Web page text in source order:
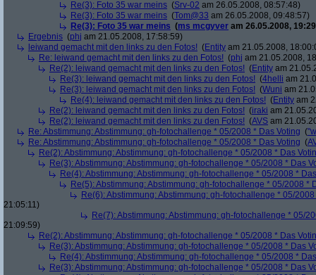
Re(3): Foto 35 war meins (Srv-02 am 26.05.2008, 08:57:48)
Re(3): Foto 35 war meins (Tom@33 am 26.05.2008, 09:48:57)
Re(3): Foto 35 war meins (ms mcgyver am 26.05.2008,
Ergebnis (phj am 21.05.2008, 17:58:59)
leiwand gemacht mit den links zu den Fotos! (Entity am 21.05.2008,
Re: leiwand gemacht mit den links zu den Fotos! (phj am 21.05.2008,
Re(2): leiwand gemacht mit den links zu den Fotos! (Entity am
Re(3): leiwand gemacht mit den links zu den Fotos! (4helli am
Re(3): leiwand gemacht mit den links zu den Fotos! (Wuni am
Re(4): leiwand gemacht mit den links zu den Fotos! (Entity am
Re(2): leiwand gemacht mit den links zu den Fotos! (iraki am
Re(2): leiwand gemacht mit den links zu den Fotos! (AVS am
Re: Abstimmung: Abstimmung: gh-fotochallenge * 05/2008 * Das Voting (
Re: Abstimmung: Abstimmung: gh-fotochallenge * 05/2008 * Das Voting (
Re(2): Abstimmung: Abstimmung: gh-fotochallenge * 05/2008 * Das
Re(3): Abstimmung: Abstimmung: gh-fotochallenge * 05/2008 * Das
Re(4): Abstimmung: Abstimmung: gh-fotochallenge * 05/2008 *
Re(5): Abstimmung: Abstimmung: gh-fotochallenge * 05/2008 *
Re(6): Abstimmung: Abstimmung: gh-fotochallenge * 05/
21:05:11)
Re(7): Abstimmung: Abstimmung: gh-fotochallenge * 05/
21:09:59)
Re(2): Abstimmung: Abstimmung: gh-fotochallenge * 05/2008 * Das
Re(3): Abstimmung: Abstimmung: gh-fotochallenge * 05/2008 * Das
Re(4): Abstimmung: Abstimmung: gh-fotochallenge * 05/2008 *
Re(3): Abstimmung: Abstimmung: gh-fotochallenge * 05/2008 * Das